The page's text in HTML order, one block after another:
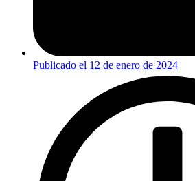
Publicado el 12 de enero de 2024